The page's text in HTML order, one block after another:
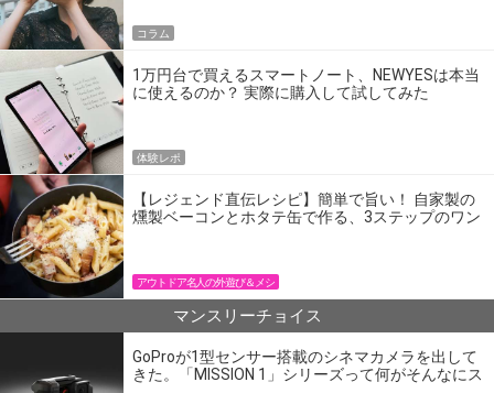
コラム
1万円台で買えるスマートノート、NEWYESは本当
に使えるのか？ 実際に購入して試してみた
体験レポ
【レジェンド直伝レシピ】簡単で旨い！ 自家製の
燻製ベーコンとホタテ缶で作る、3ステップのワン
アウトドア名人の外遊び＆メシ
マンスリーチョイス
GoProが1型センサー搭載のシネマカメラを出して
きた。「MISSION 1」シリーズって何がそんなにス